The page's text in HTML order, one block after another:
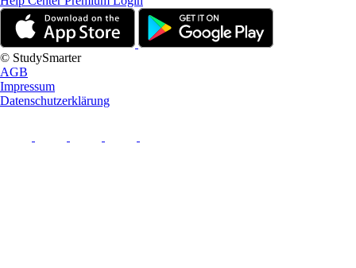
© StudySmarter
AGB
Impressum
Datenschutzerklärung